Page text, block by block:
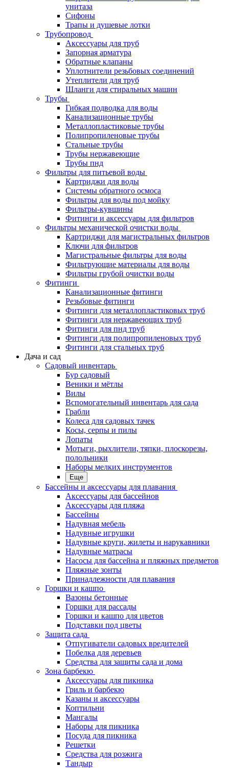
унитаза
Сифоны
Трапы и душевые лотки
Трубопровод
Аксессуары для труб
Запорная арматура
Обратные клапаны
Уплотнители резьбовых соединений
Утеплители для труб
Шланги для стиральных машин
Трубы
Гибкая подводка для воды
Канализационные трубы
Металлопластиковые трубы
Полипропиленовые трубы
Стальные трубы
Трубы нержавеющие
Трубы пнд
Фильтры для питьевой воды
Картриджи для воды
Системы обратного осмоса
Фильтры для воды под мойку
Фильтры-кувшины
Фитинги и аксессуары для фильтров
Фильтры механической очистки воды
Картриджи для магистральных фильтров
Ключи для фильтров
Магистральные фильтры для воды
Фильтрующие материалы для воды
Фильтры грубой очистки воды
Фитинги
Канализационные фитинги
Резьбовые фитинги
Фитинги для металлопластиковых труб
Фитинги для нержавеющих труб
Фитинги для пнд труб
Фитинги для полипропиленовых труб
Фитинги для стальных труб
Дача и сад
Садовый инвентарь
Бур садовый
Веники и мётлы
Вилы
Вспомогательный инвентарь для сада
Грабли
Колеса для садовых тачек
Косы, серпы и пилы
Лопаты
Мотыги, рыхлители, тяпки, плоскорезы,
полольники
Наборы мелких инструментов
Еще
Бассейны и аксессуары для плавания
Аксессуары для бассейнов
Аксессуары для пляжа
Бассейны
Надувная мебель
Надувные игрушки
Надувные круги, жилеты и нарукавники
Надувные матрасы
Насосы для бассейна и пляжных предметов
Пляжные зонты
Принадлежности для плавания
Горшки и кашпо
Вазоны бетонные
Горшки для рассады
Горшки и кашпо для цветов
Подставки под цветы
Защита сада
Отпугиватели садовых вредителей
Побелка для деревьев
Средства для защиты сада и дома
Зона барбекю
Аксессуары для пикника
Гриль и барбекю
Казаны и аксессуары
Коптильни
Мангалы
Наборы для пикника
Посуда для пикника
Решетки
Средства для розжига
Тандыр